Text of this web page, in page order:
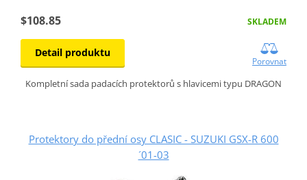
$108.85 SKLADEM
Detail produktu
Porovnat
Kompletní sada padacích protektorů s hlavicemi typu DRAGON
Protektory do přední osy CLASIC - SUZUKI GSX-R 600
´01-03